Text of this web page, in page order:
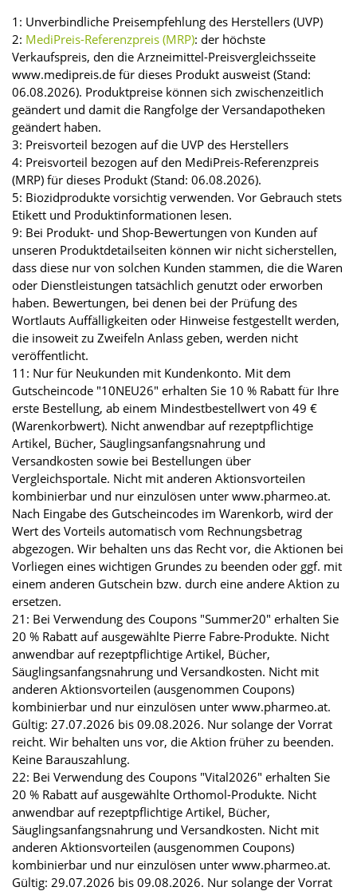
1: Unverbindliche Preisempfehlung des Herstellers (UVP)
2: MediPreis-Referenzpreis (MRP): der höchste
Verkaufspreis, den die Arzneimittel-Preisvergleichsseite
www.medipreis.de für dieses Produkt ausweist (Stand:
06.08.2026). Produktpreise können sich zwischenzeitlich
geändert und damit die Rangfolge der Versandapotheken
geändert haben.
3: Preisvorteil bezogen auf die UVP des Herstellers
4: Preisvorteil bezogen auf den MediPreis-Referenzpreis
(MRP) für dieses Produkt (Stand: 06.08.2026).
5: Biozidprodukte vorsichtig verwenden. Vor Gebrauch stets
Etikett und Produktinformationen lesen.
9: Bei Produkt- und Shop-Bewertungen von Kunden auf
unseren Produktdetailseiten können wir nicht sicherstellen,
dass diese nur von solchen Kunden stammen, die die Waren
oder Dienstleistungen tatsächlich genutzt oder erworben
haben. Bewertungen, bei denen bei der Prüfung des
Wortlauts Auffälligkeiten oder Hinweise festgestellt werden,
die insoweit zu Zweifeln Anlass geben, werden nicht
veröffentlicht.
11: Nur für Neukunden mit Kundenkonto. Mit dem
Gutscheincode "10NEU26" erhalten Sie 10 % Rabatt für Ihre
erste Bestellung, ab einem Mindestbestellwert von 49 €
(Warenkorbwert). Nicht anwendbar auf rezeptpflichtige
Artikel, Bücher, Säuglingsanfangsnahrung und
Versandkosten sowie bei Bestellungen über
Vergleichsportale. Nicht mit anderen Aktionsvorteilen
kombinierbar und nur einzulösen unter www.pharmeo.at.
Nach Eingabe des Gutscheincodes im Warenkorb, wird der
Wert des Vorteils automatisch vom Rechnungsbetrag
abgezogen. Wir behalten uns das Recht vor, die Aktionen bei
Vorliegen eines wichtigen Grundes zu beenden oder ggf. mit
einem anderen Gutschein bzw. durch eine andere Aktion zu
ersetzen.
21: Bei Verwendung des Coupons "Summer20" erhalten Sie
20 % Rabatt auf ausgewählte Pierre Fabre-Produkte. Nicht
anwendbar auf rezeptpflichtige Artikel, Bücher,
Säuglingsanfangsnahrung und Versandkosten. Nicht mit
anderen Aktionsvorteilen (ausgenommen Coupons)
kombinierbar und nur einzulösen unter www.pharmeo.at.
Gültig: 27.07.2026 bis 09.08.2026. Nur solange der Vorrat
reicht. Wir behalten uns vor, die Aktion früher zu beenden.
Keine Barauszahlung.
22: Bei Verwendung des Coupons "Vital2026" erhalten Sie
20 % Rabatt auf ausgewählte Orthomol-Produkte. Nicht
anwendbar auf rezeptpflichtige Artikel, Bücher,
Säuglingsanfangsnahrung und Versandkosten. Nicht mit
anderen Aktionsvorteilen (ausgenommen Coupons)
kombinierbar und nur einzulösen unter www.pharmeo.at.
Gültig: 29.07.2026 bis 09.08.2026. Nur solange der Vorrat